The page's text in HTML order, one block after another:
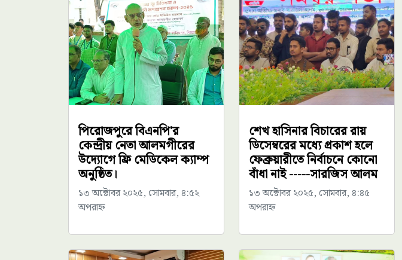
পিরোজপুরে বিএনপি'র
কেন্দ্রীয় নেতা আলমগীরের
উদ্যোগে ফ্রি মেডিকেল ক্যাম্প
অনুষ্ঠিত।
১৩ অক্টোবর ২০২৫, সোমবার, ৪:৫২
অপরাহ্ন
শেখ হাসিনার বিচারের রায়
ডিসেম্বরের মধ্যে প্রকাশ হলে
ফেব্রুয়ারীতে নির্বাচনে কোনো
বাঁধা নাই -----সারজিস আলম
১৩ অক্টোবর ২০২৫, সোমবার, ৪:৪৫
অপরাহ্ন